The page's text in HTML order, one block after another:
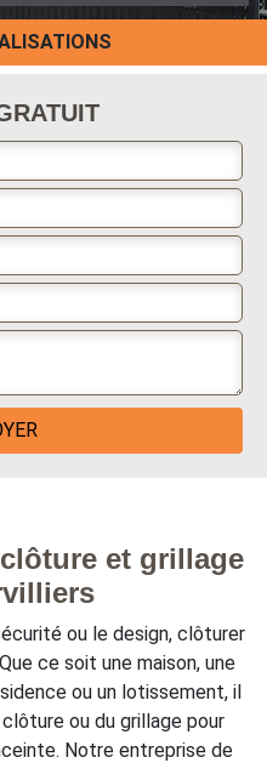
et grillage
ou le design, clôturer
ce soit une maison, une
ou un lotissement, il
ou du grillage pour
Notre entreprise de